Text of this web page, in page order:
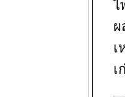
ไ
ผ
เ
เ